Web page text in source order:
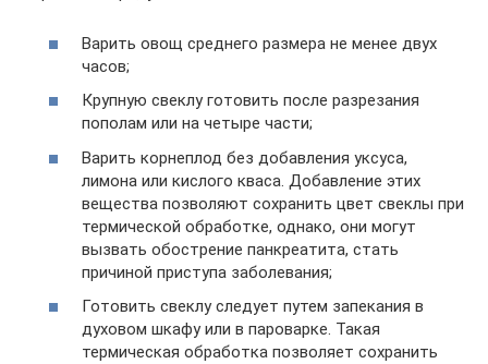
Варить овощ среднего размера не менее двух
часов;
Крупную свеклу готовить после разрезания
пополам или на четыре части;
Варить корнеплод без добавления уксуса,
лимона или кислого кваса. Добавление этих
вещества позволяют сохранить цвет свеклы при
термической обработке, однако, они могут
вызвать обострение панкреатита, стать
причиной приступа заболевания;
Готовить свеклу следует путем запекания в
духовом шкафу или в пароварке. Такая
термическая обработка позволяет сохранить